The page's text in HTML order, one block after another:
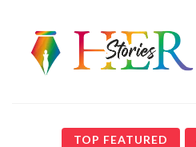
TOP FEATURED